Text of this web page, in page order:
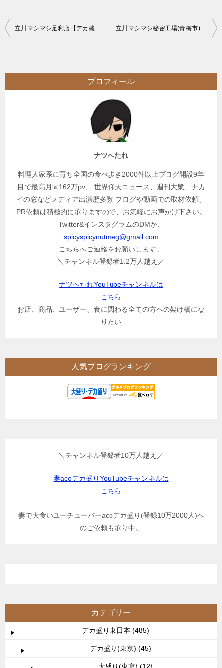
投
ビ
ゲ
立川マシマシ足利店【デカ盛り】人気二郎系チェーン新規OPEN大ラーメン野菜マシマシ 立川マシマシ秘密工場(青梅市)【デカ盛り】最も盛りの良い秘密工場でマシマシ
プロフィール
ナツへたれ
料理人家系に育ち全国の食べ歩き2000件以上ブログ開設9年
目で最高月間162万pv、 世界仰天ニュース、週刊大衆、ナカ
イの窓などメディア出演歴多数 ブログや動画での取材依頼、
PR依頼は積極的に承りますので、お気軽にお声がけ下さい。
Twitter&インスタグラムのDMか、
spicyspicynutmeg@gmail.com
こちらへご連絡をお願いします。
＼チャンネル登録者1.2万人越え／
ナツへたれYouTubeチャンネルは
こちら
お店、商品、ユーザー、食に関わる全ての方への架け橋にな
りたい
人気ブログランキング
＼チャンネル登録者10万人越え／
妻acoデカ盛りYouTubeチャンネルは
こちら
妻で大食いユーチューバーacoデカ盛り(登録10万2000人)へ
のご依頼も承り中。
カテゴリー
デカ盛り東日本 (485)
デカ盛り(東京) (45)
大盛り(東京) (12)